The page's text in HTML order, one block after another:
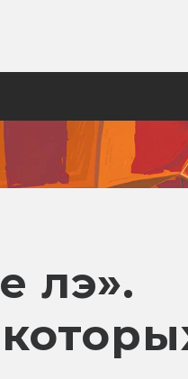
Кто станет
лэ».